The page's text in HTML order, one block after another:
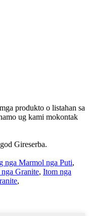
produkto o listahan sa
ug kami mokontak
Gireserba.
nga Marmol nga Puti,
Granite, Itom nga
,